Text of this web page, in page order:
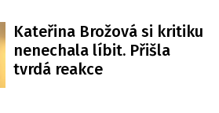
Kateřina Brožová si kritiku
nenechala líbit. Přišla
tvrdá reakce